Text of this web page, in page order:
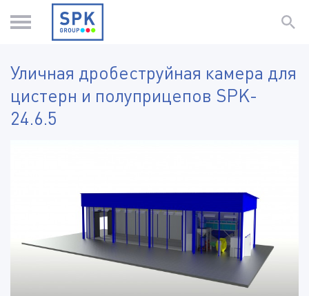
Уличная дробеструйная камера для
цистерн и полуприцепов SPK-
24.6.5